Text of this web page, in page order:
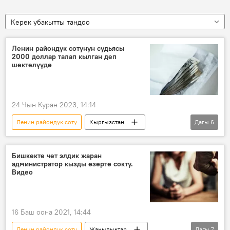
Керек убакытты тандоо
Ленин райондук сотунун судьясы
2000 доллар талап кылган деп
шектелүүдө
24 Чын Куран 2023, 14:14
Ленин райондук соту
Кыргызстан
Бишкек
пара
акча
талап кылуу
УКМК
соттор кеңеши
Дагы 6
Бишкекте чет элдик жаран
администратор кызды өзөртө сокту.
Видео
16 Баш оона 2021, 14:44